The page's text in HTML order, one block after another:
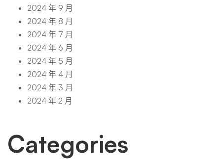
2024 年 9 月
2024 年 8 月
2024 年 7 月
2024 年 6 月
2024 年 5 月
2024 年 4 月
2024 年 3 月
2024 年 2 月
Categories